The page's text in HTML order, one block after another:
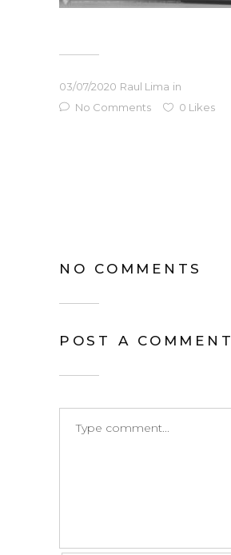
03/07/2020 Raul Lima in
No Comments
0 Likes
NO COMMENTS
POST A COMMENT